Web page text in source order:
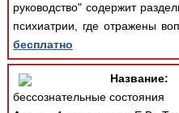
руководство" содержит
психиатрии, где отражены
бесплатно
Название:
бессознательные состояния